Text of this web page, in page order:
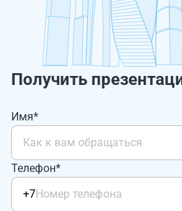
Получить
Имя*
Телефон*
+7